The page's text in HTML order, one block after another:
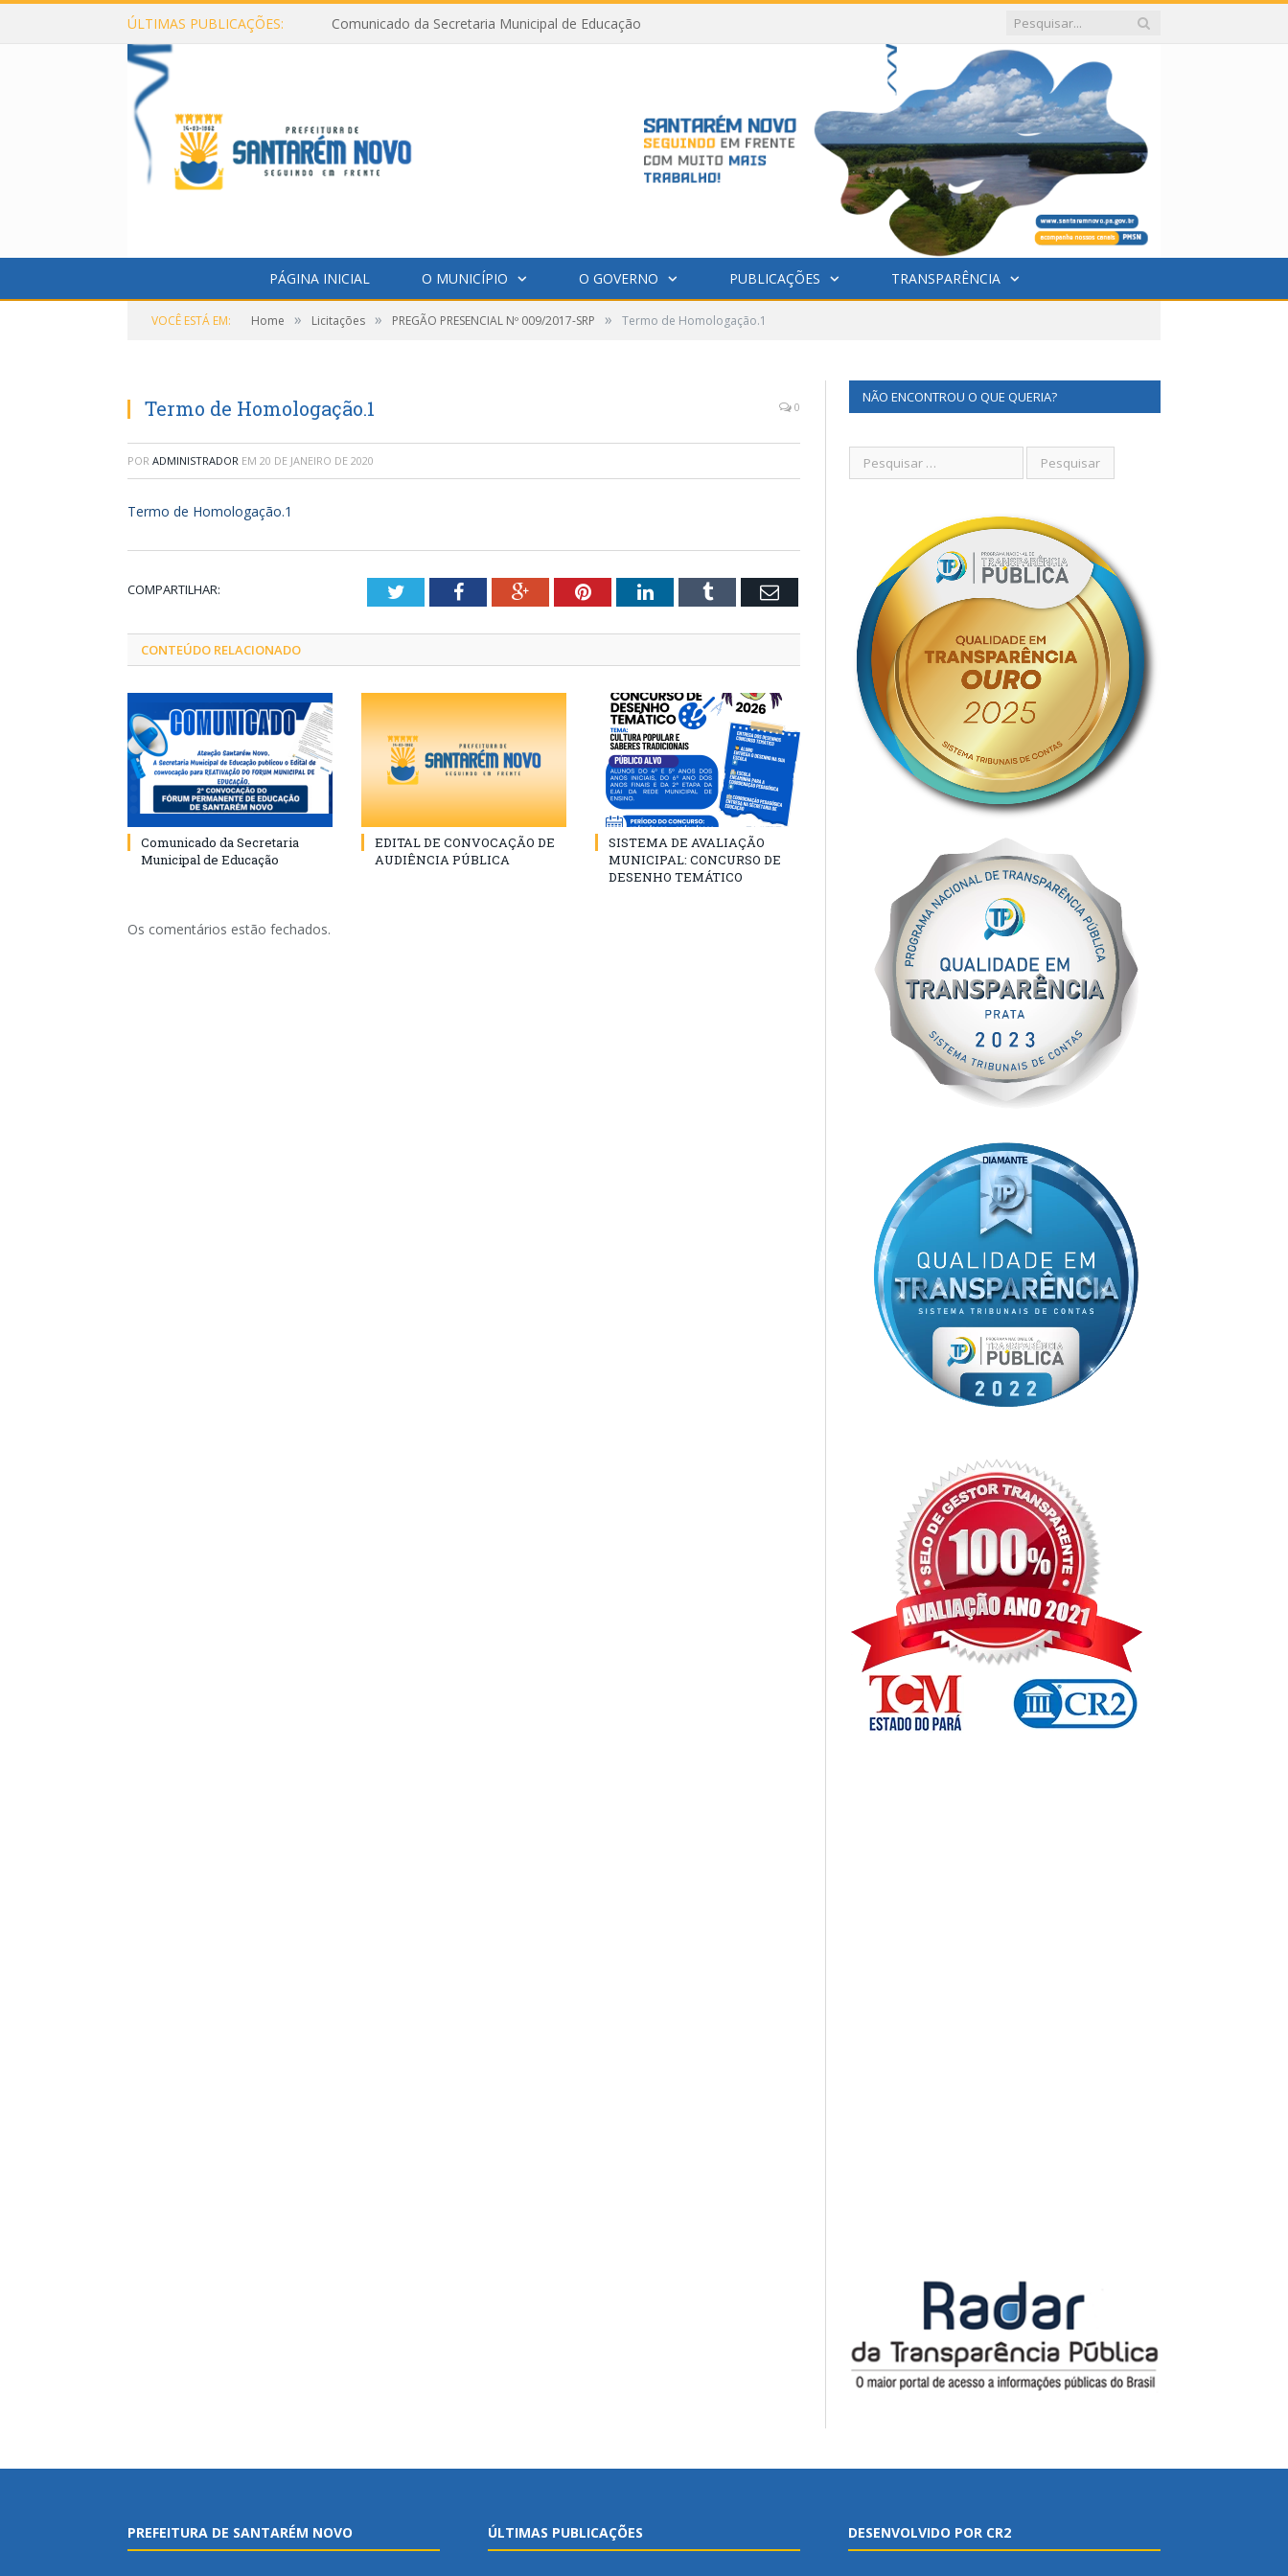
ÚLTIMAS PUBLICAÇÕES: Comunicado da Secretaria Municipal de Educação
PÁGINA INICIAL O MUNICÍPIO O GOVERNO PUBLICAÇÕES TRANSPARÊNCIA
VOCÊ ESTÁ EM: Home » Licitações » PREGÃO PRESENCIAL Nº 009/2017-SRP » Termo de Homologação.1
Termo de Homologação.1 0
POR ADMINISTRADOR EM 20 DE JANEIRO DE 2020
Termo de Homologação.1
COMPARTILHAR: TwitterFacebookGoogle+PinterestLinkedInTumblr Email
CONTEÚDO RELACIONADO
Comunicado da Secretaria
Municipal de Educação
EDITAL DE CONVOCAÇÃO DE
AUDIÊNCIA PÚBLICA
SISTEMA DE AVALIAÇÃO
MUNICIPAL: CONCURSO DE
DESENHO TEMÁTICO
Os comentários estão fechados.
NÃO ENCONTROU O QUE QUERIA?
PREFEITURA DE SANTARÉM NOVO ÚLTIMAS PUBLICAÇÕES DESENVOLVIDO POR CR2